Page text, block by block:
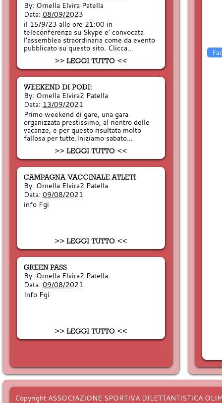
By: Ornella Elvira Patella
Data: 08/09/2023
il 15/9/23 alle ore 21:00 in
teleconferenza su Skype e' convocata
l'assemblea straordinaria come da evento
pubblicato su questo sito. Clicca…
By: Ornella Elvira2 Patella
Data: 13/09/2021
Primo weekend di gare, una gara
organizzata prestissimo, al rientro delle
vacanze, e per questo risultata molto
fallosa per tutte.Iniziamo sabato…
By: Ornella Elvira2 Patella
Data: 09/08/2021
info Fgi
By: Ornella Elvira2 Patella
Data: 09/08/2021
Info Fgi
Copyright ASSOCIAZIONE SPORTIVA DILETTANTISTICA